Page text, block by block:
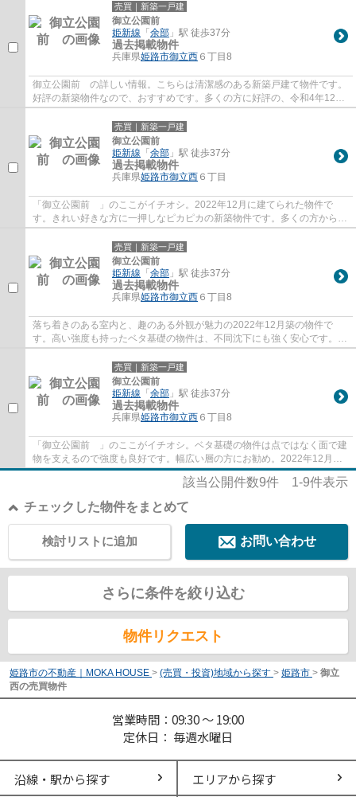
売買｜新築一戸建
御立公園前
姫新線 「余部 」駅 徒歩37分
過去掲載物件
兵庫県姫路市御立西 ６丁目8
御立公園前 の詳しい情報。こちらは清潔感のある新築戸建て物件です。
好評の新築物件なので、おすすめです。多くの方に好評の、令和4年12月
築の物件です。当社では姫路市に特化した不...
売買｜新築一戸建
御立公園前
姫新線 「余部 」駅 徒歩37分
過去掲載物件
兵庫県姫路市御立西 ６丁目
「御立公園前 」のここがイチオシ。2022年12月に建てられた物件で
す。きれい好きな方に一押しなピカピカの新築物件です。多くの方からこ
だわり条件でいただく新築戸建ての物件です。...
売買｜新築一戸建
御立公園前
姫新線 「余部 」駅 徒歩37分
過去掲載物件
兵庫県姫路市御立西 ６丁目8
落ち着きのある室内と、趣のある外観が魅力の2022年12月築の物件で
す。高い強度も持ったベタ基礎の物件は、不同沈下にも強く安心です。多
くの方からこだわり条件でいただく新築戸建て...
売買｜新築一戸建
御立公園前
姫新線 「余部 」駅 徒歩37分
過去掲載物件
兵庫県姫路市御立西 ６丁目8
「御立公園前 」のここがイチオシ。ベタ基礎の物件は点ではなく面で建
物を支えるので強度も良好です。幅広い層の方にお勧め。2022年12月築
の室内も広々とした物件で来客応対にも安心...
該当公開件数9件 1-9件表示
チェックした物件をまとめて
お問い合わせ
検討リストに追加
さらに条件を絞り込む
物件リクエスト
姫路市の不動産｜MOKA HOUSE > (売買・投資)地域から探す > 姫路市 > 御立
西の売買物件
営業時間：09:30 ～ 19:00
定休日： 毎週水曜日
沿線・駅から探す エリアから探す